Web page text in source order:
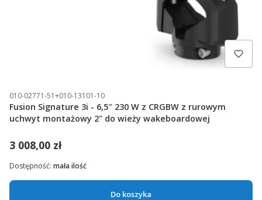
010-02771-51+010-13101-10
Fusion Signature 3i - 6,5″ 230 W z CRGBW z rurowym
uchwyt montażowy 2" do wieży wakeboardowej
3 008,00 zł
Do koszyka
Dostępność: mała ilość